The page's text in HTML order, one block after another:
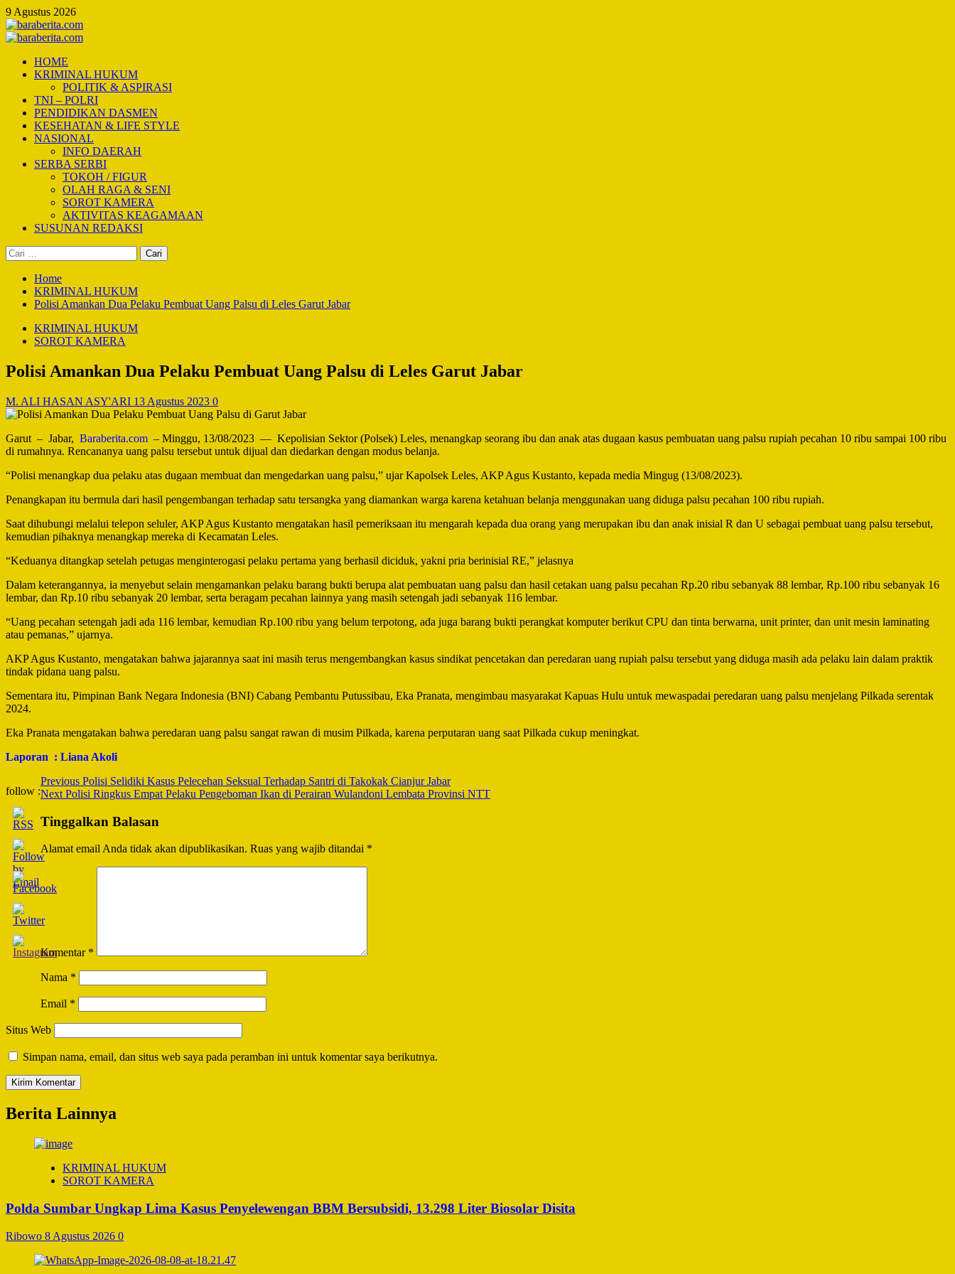
Skip
to
content
9 Agustus 2026
Primary
HOME
KRIMINAL HUKUM
POLITIK & ASPIRASI
TNI – POLRI
PENDIDIKAN DASMEN
KESEHATAN & LIFE STYLE
NASIONAL
INFO DAERAH
SERBA SERBI
TOKOH / FIGUR
OLAH RAGA & SENI
SOROT KAMERA
AKTIVITAS KEAGAMAAN
SUSUNAN REDAKSI
Cari
untuk:
Home
KRIMINAL HUKUM
Polisi Amankan Dua Pelaku Pembuat Uang Palsu di Leles Garut Jabar
KRIMINAL HUKUM
SOROT KAMERA
Polisi Amankan Dua Pelaku Pembuat Uang Palsu di Leles Garut Jabar
M. ALI HASAN ASY'ARI 13 Agustus 2023 0
Garut – Jabar, Baraberita.com – Minggu, 13/08/2023 — Kepolisian Sektor (Polsek) Leles, menangkap seorang ibu dan anak atas dugaan kasus pembuatan uang palsu rupiah pecahan 10 ribu sampai 100 ribu
di rumahnya. Rencananya uang palsu tersebut untuk dijual dan diedarkan dengan modus belanja.
“Polisi menangkap dua pelaku atas dugaan membuat dan mengedarkan uang palsu,” ujar Kapolsek Leles, AKP Agus Kustanto, kepada media Mingug (13/08/2023).
Penangkapan itu bermula dari hasil pengembangan terhadap satu tersangka yang diamankan warga karena ketahuan belanja menggunakan uang diduga palsu pecahan 100 ribu rupiah.
Saat dihubungi melalui telepon seluler, AKP Agus Kustanto mengatakan hasil pemeriksaan itu mengarah kepada dua orang yang merupakan ibu dan anak inisial R dan U sebagai pembuat uang palsu tersebut,
kemudian pihaknya menangkap mereka di Kecamatan Leles.
“Keduanya ditangkap setelah petugas menginterogasi pelaku pertama yang berhasil diciduk, yakni pria berinisial RE,” jelasnya
Dalam keterangannya, ia menyebut selain mengamankan pelaku barang bukti berupa alat pembuatan uang palsu dan hasil cetakan uang palsu pecahan Rp.20 ribu sebanyak 88 lembar, Rp.100 ribu sebanyak 16
lembar, dan Rp.10 ribu sebanyak 20 lembar, serta beragam pecahan lainnya yang masih setengah jadi sebanyak 116 lembar.
“Uang pecahan setengah jadi ada 116 lembar, kemudian Rp.100 ribu yang belum terpotong, ada juga barang bukti perangkat komputer berikut CPU dan tinta berwarna, unit printer, dan unit mesin laminating
atau pemanas,” ujarnya.
AKP Agus Kustanto, mengatakan bahwa jajarannya saat ini masih terus mengembangkan kasus sindikat pencetakan dan peredaran uang rupiah palsu tersebut yang diduga masih ada pelaku lain dalam praktik
tindak pidana uang palsu.
Sementara itu, Pimpinan Bank Negara Indonesia (BNI) Cabang Pembantu Putussibau, Eka Pranata, mengimbau masyarakat Kapuas Hulu untuk mewaspadai peredaran uang palsu menjelang Pilkada serentak
2024.
Eka Pranata mengatakan bahwa peredaran uang palsu sangat rawan di musim Pilkada, karena perputaran uang saat Pilkada cukup meningkat.
Laporan : Liana Akoli
follow :
Post
Navigation
Previous Polisi Selidiki Kasus Pelecehan Seksual Terhadap Santri di Takokak Cianjur Jabar
Next Polisi Ringkus Empat Pelaku Pengeboman Ikan di Perairan Wulandoni Lembata Provinsi NTT
Tinggalkan Balasan
Alamat email Anda tidak akan dipublikasikan. Ruas yang wajib ditandai *
Komentar *
Nama *
Email *
Situs Web
Simpan nama, email, dan situs web saya pada peramban ini untuk komentar saya berikutnya.
Berita Lainnya
KRIMINAL HUKUM
SOROT KAMERA
Polda Sumbar Ungkap Lima Kasus Penyelewengan BBM Bersubsidi, 13.298 Liter Biosolar Disita
Ribowo 8 Agustus 2026 0